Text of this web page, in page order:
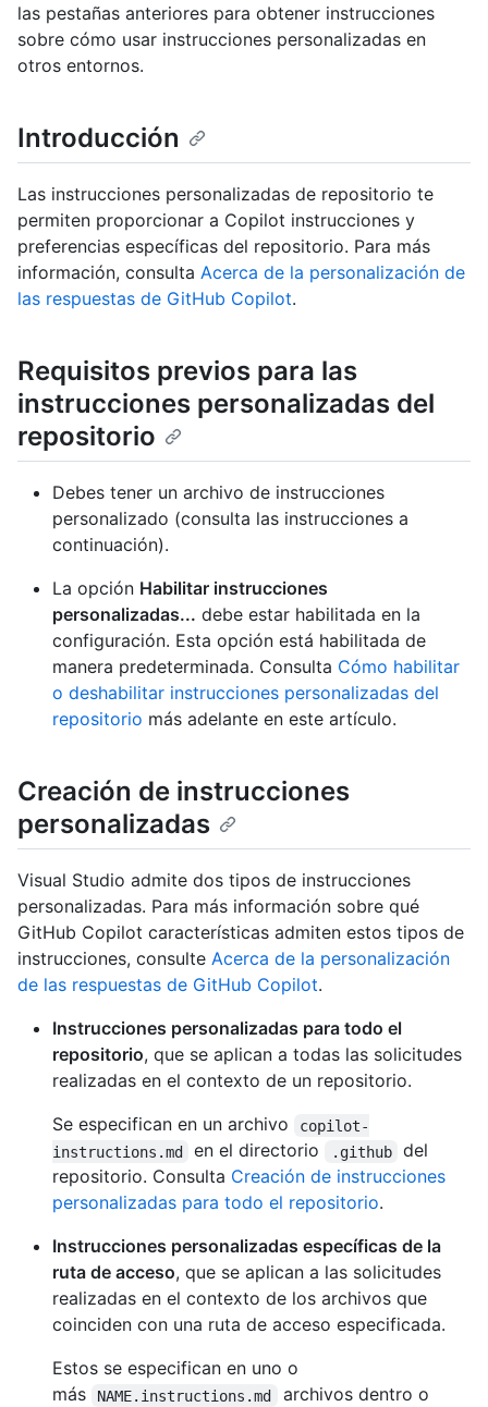
las pestañas anteriores para obtener instrucciones
sobre cómo usar instrucciones personalizadas en
otros entornos.
Introducción
Las instrucciones personalizadas de repositorio te
permiten proporcionar a Copilot instrucciones y
preferencias específicas del repositorio. Para más
información, consulta Acerca de la personalización de
las respuestas de GitHub Copilot.
Requisitos previos para las
instrucciones personalizadas del
repositorio
Debes tener un archivo de instrucciones
personalizado (consulta las instrucciones a
continuación).
La opción Habilitar instrucciones
personalizadas... debe estar habilitada en la
configuración. Esta opción está habilitada de
manera predeterminada. Consulta Cómo habilitar
o deshabilitar instrucciones personalizadas del
repositorio más adelante en este artículo.
Creación de instrucciones
personalizadas
Visual Studio admite dos tipos de instrucciones
personalizadas. Para más información sobre qué
GitHub Copilot características admiten estos tipos de
instrucciones, consulte Acerca de la personalización
de las respuestas de GitHub Copilot.
Instrucciones personalizadas para todo el
repositorio, que se aplican a todas las solicitudes
realizadas en el contexto de un repositorio.
Se especifican en un archivo
copilot-
instructions.md
en el directorio .github
del
repositorio. Consulta Creación de instrucciones
personalizadas para todo el repositorio.
Instrucciones personalizadas específicas de la
ruta de acceso, que se aplican a las solicitudes
realizadas en el contexto de los archivos que
coinciden con una ruta de acceso especificada.
Estos se especifican en uno o
más
NAME.instructions.md
archivos dentro o